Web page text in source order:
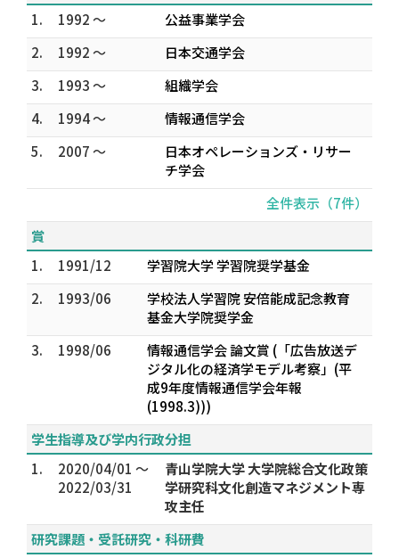
1.
1992 ～
公益事業学会
2.
1992 ～
日本交通学会
3.
1993 ～
組織学会
4.
1994 ～
情報通信学会
5.
2007 ～
日本オペレーションズ・リサー
チ学会
全件表示（7件）
賞
1.
1991/12
学習院大学 学習院奨学基金
2.
1993/06
学校法人学習院 安倍能成記念教育
基金大学院奨学金
3.
1998/06
情報通信学会 論文賞 (「広告放送デ
ジタル化の経済学モデル考察」(平
成9年度情報通信学会年報
(1998.3)))
学生指導及び学内行政分担
1.
2020/04/01 ～
2022/03/31
青山学院大学 大学院総合文化政策
学研究科文化創造マネジメント専
攻主任
研究課題・受託研究・科研費